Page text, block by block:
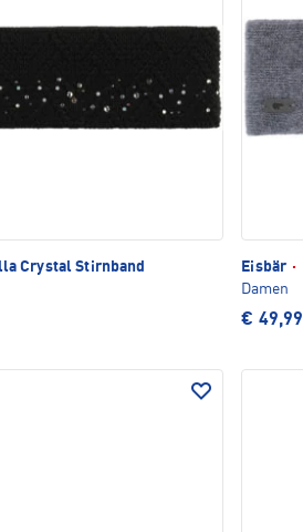
Crystal Stirnband
Eisbär ·
Damen
€ 49,99